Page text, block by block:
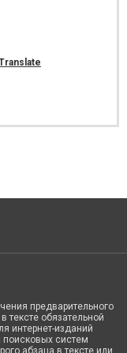
предварительного
тексте обязательной
интернет-изданий
поисковых систем
абзаца в тексте или